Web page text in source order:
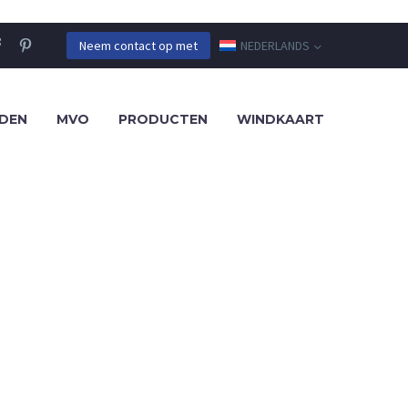
Neem contact op met NEDERLANDS
MVO PRODUCTEN WINDKAART